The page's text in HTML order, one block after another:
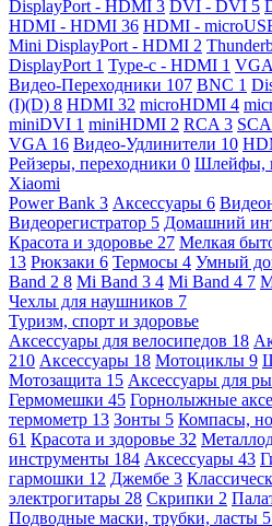
DisplayPort - HDMI 3 DVI - DVI 5
HDMI - HDMI 36 HDMI -
Mini DisplayPort - HDMI 2
DisplayPort 1 Type-c - HDMI 1
Видео-Переходники 107 BNC 1
(I)(D) 8 HDMI 32 microHDMI 4
miniDVI 1 miniHDMI 2 RCA 3
VGA 16 Видео-Удлинители 10
Рейзеры, переходники 0 Шлейфы,
Xiaomi
Power Bank 3 Аксессуары 6
Видеорегистратор 5 Домашний
Красота и здоровье 27 Мелкая
13 Рюкзаки 6 Термосы 4 Умный
Band 2 8 Mi Band 3 4 Mi Band 4 7
Чехлы для наушников 7
Туризм, спорт и здоровье
Аксессуары для велосипедов 18
210 Аксессуары 18 Мотоциклы 9
Мотозащита 15 Аксессуары для
Гермомешки 45 Горнолыжные
термометр 13 Зонты 5 Компасы,
61 Красота и здоровье 32
инструменты 184 Аксессуары 43
гармошки 12 Джембе 3
электрогитары 28 Скрипки 2
Подводные маски, трубки, ласты